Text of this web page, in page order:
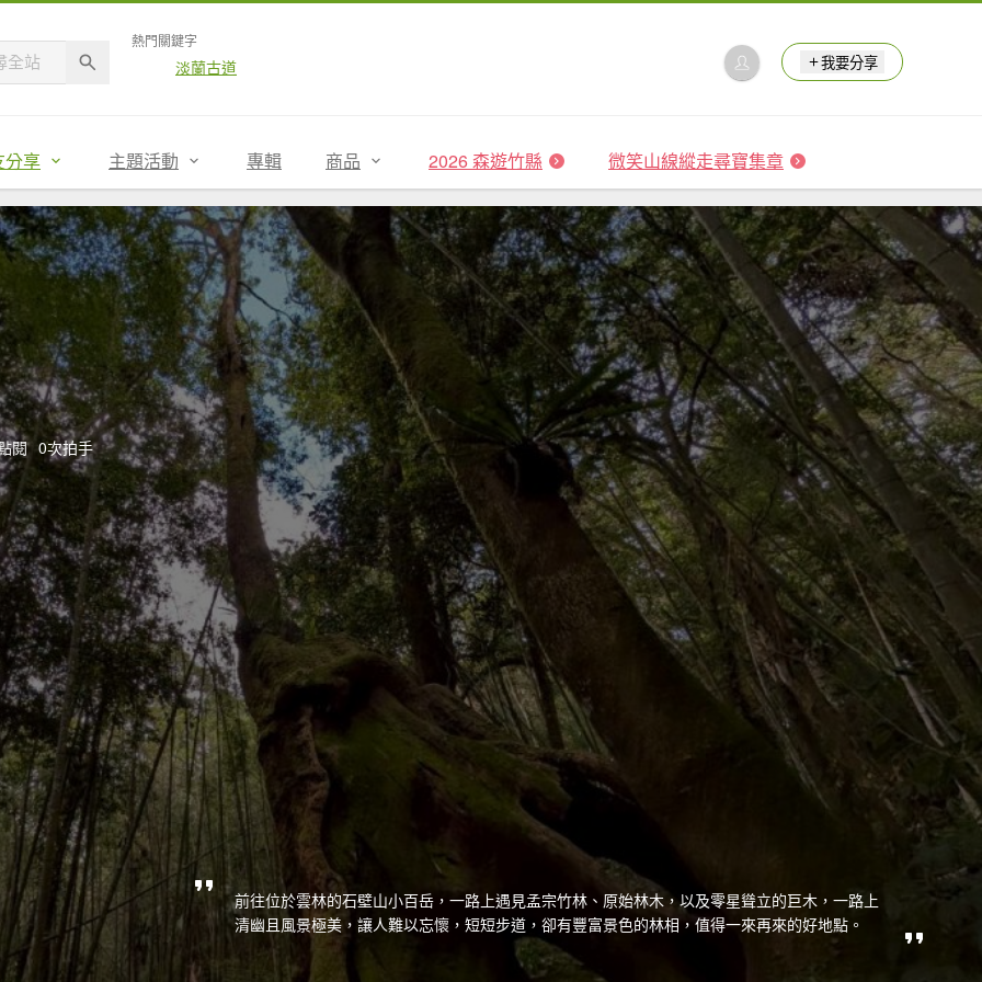
熱門關鍵字
淡蘭古道 我要分享
分享 主題活動 專輯 商品 2026 森遊竹縣 微笑山線縱走尋寶集章
閱 0次拍手
前往位於雲林的石壁山小百岳，一路上遇見孟宗竹林、原始林木，以及零星聳立的巨木，一路上
清幽且風景極美，讓人難以忘懷，短短步道，卻有豐富景色的林相，值得一來再來的好地點。